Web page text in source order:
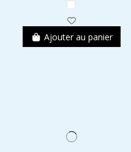
Ajouter au panier